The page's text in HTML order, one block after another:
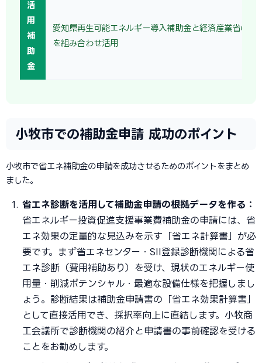
活
用
補
助
金
愛知県再生可能エネルギー導入補助金と経済産業省の省
を組み合わせ活用
小牧市での補助金申請 成功のポイント
小牧市で省エネ補助金の申請を成功させるためのポイントをまとめ
ました。
省エネ診断を活用して補助金申請の根拠データを作る：
省エネルギー投資促進支援事業費補助金の申請には、省
エネ効果の定量的な見込みを示す「省エネ計算書」が必
要です。まず省エネセンター・SII登録診断機関による省
エネ診断（費用補助あり）を受け、現状のエネルギー使
用量・削減ポテンシャル・最適な設備仕様を把握しまし
ょう。診断結果は補助金申請書の「省エネ効果計算書」
として直接活用でき、採択率向上に直結します。小牧商
工会議所で診断機関の紹介と申請書の事前確認を受ける
ことをお勧めします。